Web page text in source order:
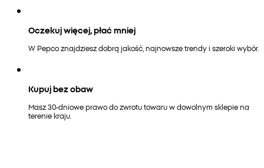
Oczekuj więcej, płać mniej
W Pepco znajdziesz dobrą jakość, najnowsze trendy i szeroki wybór.
Kupuj bez obaw
Masz 30-dniowe prawo do zwrotu towaru w dowolnym sklepie na
terenie kraju.